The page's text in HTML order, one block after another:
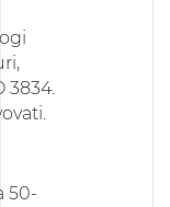
3834.
50-